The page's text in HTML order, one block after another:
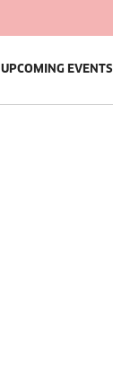
UPCOMING EVENTS